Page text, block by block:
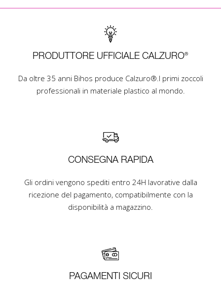
PRODUTTORE UFFICIALE CALZURO®
Da oltre 35 anni Bihos produce Calzuro®.I primi zoccoli
professionali in materiale plastico al mondo.
CONSEGNA RAPIDA
Gli ordini vengono spediti entro 24H lavorative dalla
ricezione del pagamento, compatibilmente con la
disponibilità a magazzino.
PAGAMENTI SICURI